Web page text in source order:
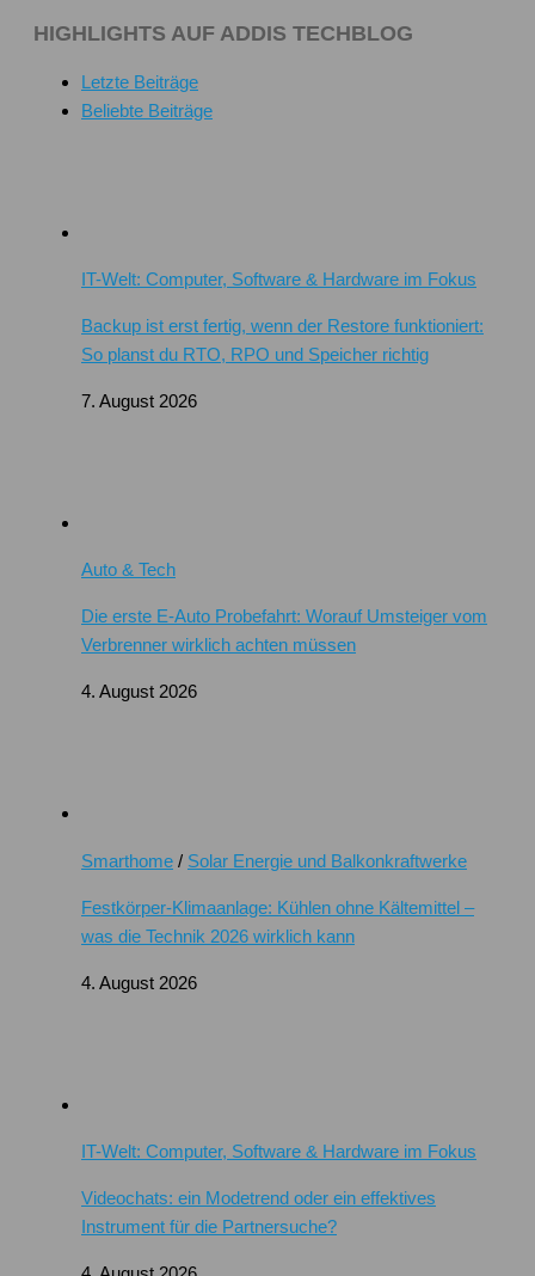
HIGHLIGHTS AUF ADDIS TECHBLOG
Letzte Beiträge
Beliebte Beiträge
IT-Welt: Computer, Software & Hardware im Fokus
Backup ist erst fertig, wenn der Restore funktioniert:
So planst du RTO, RPO und Speicher richtig
7. August 2026
Auto & Tech
Die erste E-Auto Probefahrt: Worauf Umsteiger vom
Verbrenner wirklich achten müssen
4. August 2026
Smarthome / Solar Energie und Balkonkraftwerke
Festkörper-Klimaanlage: Kühlen ohne Kältemittel –
was die Technik 2026 wirklich kann
4. August 2026
IT-Welt: Computer, Software & Hardware im Fokus
Videochats: ein Modetrend oder ein effektives
Instrument für die Partnersuche?